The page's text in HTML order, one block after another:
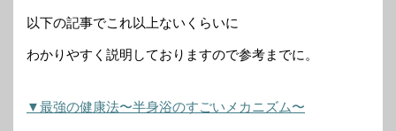
以下の記事でこれ以上ないくらいに
わかりやすく説明しておりますので参考までに。
▼最強の健康法〜半身浴のすごいメカニズム〜